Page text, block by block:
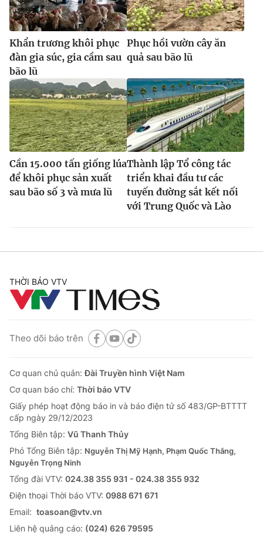
Khẩn trương khôi phục
đàn gia súc, gia cầm sau
bão lũ
Phục hồi vườn cây ăn
quả sau bão lũ
Cần 15.000 tấn giống lúa
để khôi phục sản xuất
sau bão số 3 và mưa lũ
Thành lập Tổ công tác
triển khai đầu tư các
tuyến đường sắt kết nối
với Trung Quốc và Lào
THỜI BÁO VTV
Theo dõi báo trên
Cơ quan chủ quản:Đài Truyền hình Việt Nam
Cơ quan báo chí: Thời báo VTV
Giấy phép hoạt động báo in và báo điện tử số 483/GP-BTTTT
cấp ngày 29/12/2023
Tổng Biên tập: Vũ Thanh Thủy
Phó Tổng Biên tập: Nguyễn Thị Mỹ Hạnh, Phạm Quốc Thắng,
Nguyễn Trọng Ninh
Tổng đài VTV: 024.38 355 931 - 024.38 355 932
Ðiện thoại Thời báo VTV: 0988 671 671
Email: toasoan@vtv.vn
Liên hệ quảng cáo: (024) 626 79595